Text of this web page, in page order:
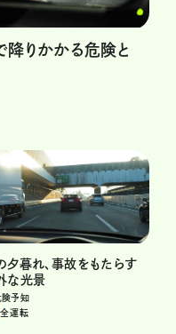
りかかる危険と
夕暮れ、事故をもたらす
な光景
険予知
運転